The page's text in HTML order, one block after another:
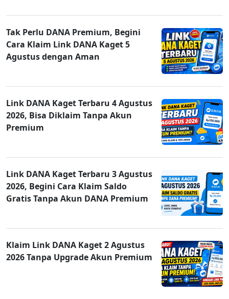
Tak Perlu DANA Premium, Begini
Cara Klaim Link DANA Kaget 5
Agustus dengan Aman
Link DANA Kaget Terbaru 4 Agustus
2026, Bisa Diklaim Tanpa Akun
Premium
Link DANA Kaget Terbaru 3 Agustus
2026, Begini Cara Klaim Saldo
Gratis Tanpa Akun DANA Premium
Klaim Link DANA Kaget 2 Agustus
2026 Tanpa Upgrade Akun Premium